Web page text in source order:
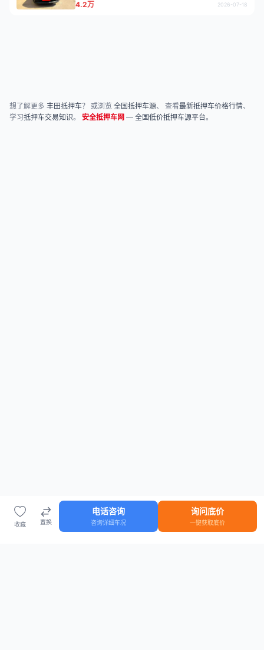
4.2万 2026-07-18
收藏 置换
电话咨询
咨询详细车况
询问底价
一键获取底价
想了解更多 丰田抵押车？ 或浏览 全国抵押车源、 查看最新抵押车价格行情、
学习抵押车交易知识。 安全抵押车网 — 全国低价抵押车源平台。
车源 知识 登录